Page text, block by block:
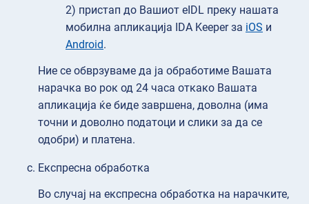
2) пристап до Вашиот eIDL преку нашата
мобилна апликација IDA Keeper за iOS и
Android.
Ние се обврзуваме да ја обработиме Вашата
нарачка во рок од 24 часа откако Вашата
апликација ќе биде завршена, доволна (има
точни и доволно податоци и слики за да се
одобри) и платена.
Експресна обработка
Во случај на експресна обработка на нарачките,